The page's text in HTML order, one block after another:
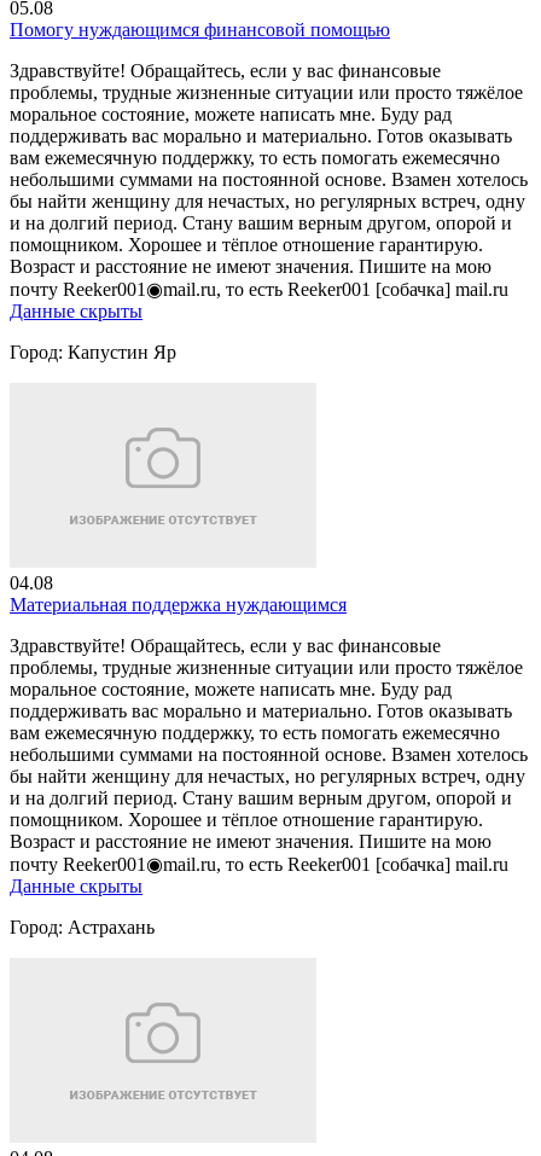
05.08
Помогу нуждающимся финансовой помощью
Здравствуйте! Обращайтесь, если у вас финансовые
проблемы, трудные жизненные ситуации или просто тяжёлое
моральное состояние, можете написать мне. Буду рад
поддерживать вас морально и материально. Готов оказывать
вам ежемесячную поддержку, то есть помогать ежемесячно
небольшими суммами на постоянной основе. Взамен хотелось
бы найти женщину для нечастых, но регулярных встреч, одну
и на долгий период. Стану вашим верным другом, опорой и
помощником. Хорошее и тёплое отношение гарантирую.
Возраст и расстояние не имеют значения. Пишите на мою
почту Reeker001◉mail.ru, то есть Reeker001 [собачка] mail.ru
Данные скрыты
Город: Капустин Яр
04.08
Материальная поддержка нуждающимся
Здравствуйте! Обращайтесь, если у вас финансовые
проблемы, трудные жизненные ситуации или просто тяжёлое
моральное состояние, можете написать мне. Буду рад
поддерживать вас морально и материально. Готов оказывать
вам ежемесячную поддержку, то есть помогать ежемесячно
небольшими суммами на постоянной основе. Взамен хотелось
бы найти женщину для нечастых, но регулярных встреч, одну
и на долгий период. Стану вашим верным другом, опорой и
помощником. Хорошее и тёплое отношение гарантирую.
Возраст и расстояние не имеют значения. Пишите на мою
почту Reeker001◉mail.ru, то есть Reeker001 [собачка] mail.ru
Данные скрыты
Город: Астрахань